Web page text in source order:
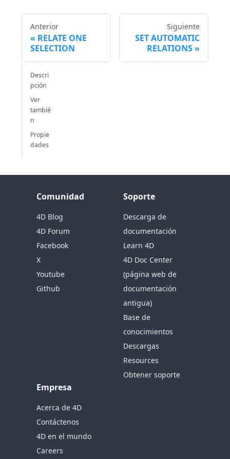
Anterior
RELATE ONE
SELECTION
Siguiente
SET AUTOMATIC
RELATIONS
Descri
pción
Ver
tambié
n
Propie
dades
Comunidad
4D Blog
4D Forum
Facebook
X
Youtube
Github
Soporte
Descarga de
documentación
Learn 4D
4D Doc Center
(página web de
documentación
antigua)
Base de
conocimientos
Descargas
Resources
Obtener soporte
Empresa
Acerca de 4D
Contáctenos
4D en el mundo
Careers